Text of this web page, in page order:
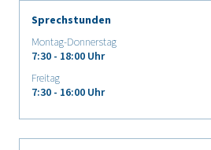
Sprechstunden
Montag-Donnerstag
7:30 - 18:00 Uhr
Freitag
7:30 - 16:00 Uhr